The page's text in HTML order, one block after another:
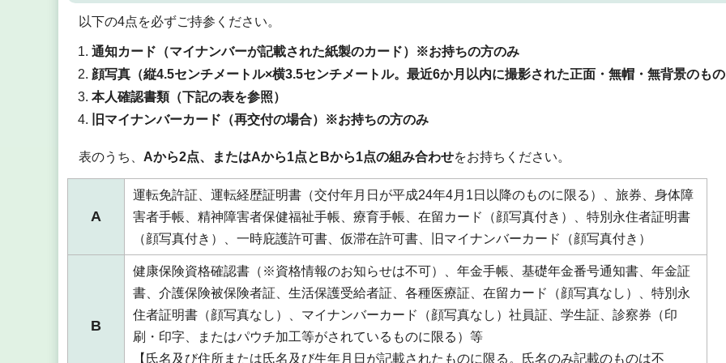
以下の4点を必ずご持参ください。
通知カード（マイナンバーが記載された紙製のカード）※お持ちの方のみ
顔写真（縦4.5センチメートル×横3.5センチメートル。最近6か月以内に撮影された正面・無帽・無背景のも
本人確認書類（下記の表を参照）
旧マイナンバーカード（再交付の場合）※お持ちの方のみ
表のうち、 Aから2点、またはAから1点とBから1点の組み合わせをお持ちください。
A
運転免許証、運転経歴証明書（交付年月日が平成24年4月1日以降のものに限る）、旅券、身体障
害者手帳、精神障害者保健福祉手帳、療育手帳、在留カード（顔写真付き）、特別永住者証明書
（顔写真付き）、一時庇護許可書、仮滞在許可書、旧マイナンバーカード（顔写真付き）
B
健康保険資格確認書（※資格情報のお知らせは不可）、年金手帳、基礎年金番号通知書、年金証
書、介護保険被保険者証、生活保護受給者証、各種医療証、在留カード（顔写真なし）、特別永
住者証明書（顔写真なし）、マイナンバーカード（顔写真なし）社員証、学生証、診察券（印
刷・印字、またはパウチ加工等がされているものに限る）等
【氏名及び住所または氏名及び生年月日が記載されたものに限る。氏名のみ記載のものは不